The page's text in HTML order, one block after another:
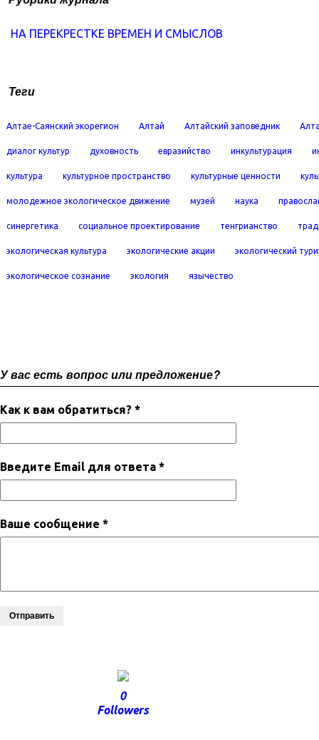
НА ПЕРЕКРЕСТКЕ ВРЕМЕН И СМЫСЛОВ
Теги
Алтае-Саянский экорегион Алтай Алтайский заповедник
диалог культур духовность евразийство инкультурация
культура культурное пространство культурные ценности
молодежное экологическое движение музей наука
синергетика социальное проектирование тенгрианство
экологическая культура экологические акции экологический
экологическое сознание экология язычество
У вас есть вопрос или предложение?
Как к вам обратиться? *
Введите Email для ответа *
Ваше сообщение *
Отправить
0
Followers